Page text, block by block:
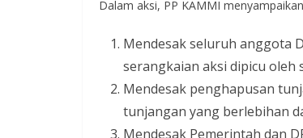
Dalam aksi, PP KAMMI
Mendesak seluruh anggota
serangkaian aksi dipicu oleh
Mendesak penghapusan
tunjangan yang berlebihan
Mendesak Pemerintah dan